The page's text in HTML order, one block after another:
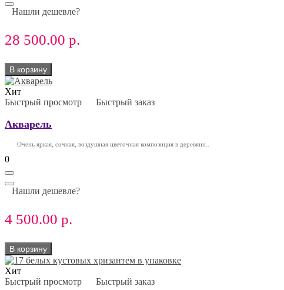
Нашли дешевле?
28 500.00 р.
В корзину
Хит
Быстрый просмотр
Быстрый заказ
Акварель
Очень яркая, сочная, воздушная цветочная композиция в деревянн..
0
Нашли дешевле?
4 500.00 р.
В корзину
Хит
Быстрый просмотр
Быстрый заказ